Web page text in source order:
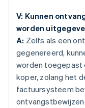
V: Kunnen
worden
A: Zelfs als een
gegenereerd,
worden toegepast
koper, zolang het
factuursysteem